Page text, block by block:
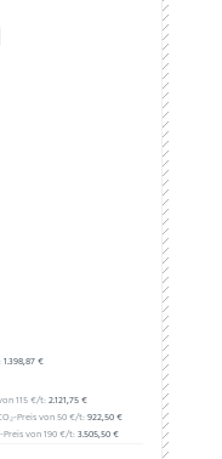
1.398,87 €
115 €/t:2.121,75 €
Preis von 50 €/t:922,50 €
von 190 €/t:3.505,50 €